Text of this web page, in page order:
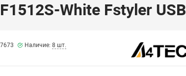
White Fstyler USB
Наличие: 8 шт.